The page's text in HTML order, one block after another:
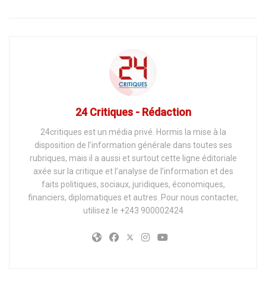
24 Critiques - Rédaction
24critiques est un média privé. Hormis la mise à la
disposition de l’information générale dans toutes ses
rubriques, mais il a aussi et surtout cette ligne éditoriale
axée sur la critique et l’analyse de l’information et des
faits politiques, sociaux, juridiques, économiques,
financiers, diplomatiques et autres. Pour nous contacter,
utilisez le +243 900002424